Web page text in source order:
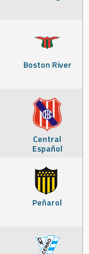
Boston River
Central
Español
Peñarol